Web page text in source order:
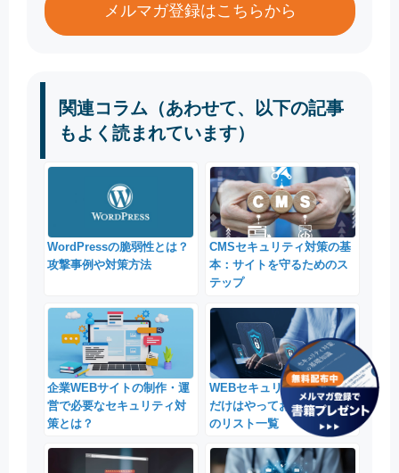
メルマガ登録はこちらから
関連コラム（あわせて、以下の記事
もよく読まれています）
WordPressの脆弱性とは？
攻撃事例や対策方法
CMSセキュリティ対策の基
本：サイトを守るためのス
テップ
企業WEBサイトの制作・運
営で必要なセキュリティ対
策とは？
WEBセキュリティで、これ
だけはやっておくべき対策
のリスト一覧